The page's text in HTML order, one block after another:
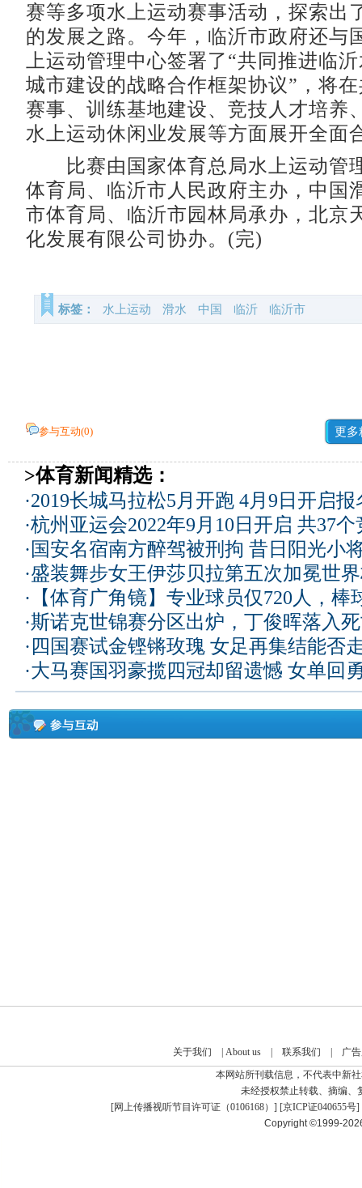
赛等多项水上运动赛事活动，探索出
的发展之路。今年，临沂市政府还与
上运动管理中心签署了“共同推进临
城市建设的战略合作框架协议”，将
赛事、训练基地建设、竞技人才培养
水上运动休闲业发展等方面展开全面
比赛由国家体育总局水上运动管
体育局、临沂市人民政府主办，中国
市体育局、临沂市园林局承办，北京
化发展有限公司协办。(完)
标签： 水上运动 滑水 中国 临沂 临沂市
参与互动(0) 更多
>体育新闻精选：
·2019长城马拉松5月开跑 4月9日开启报
·杭州亚运会2022年9月10日开启 共37
· 国安名宿南方醉驾被刑拘 昔日阳光小
·盛装舞步女王伊莎贝拉第五次加冕世
· 【体育广角镜】专业球员仅720人，
·斯诺克世锦赛分区出炉，丁俊晖落入
· 四国赛试金铿锵玫瑰 女足再集结能否
·大马赛国羽豪揽四冠却留遗憾 女单回
关于我们 About us| 联系我们
广
本网站所刊载信息，不代表中新
未经授权禁止转载、摘编、
[网上传播视听节目许可证（0106168） ] [京ICP证040655号]
Copyright ©1999-